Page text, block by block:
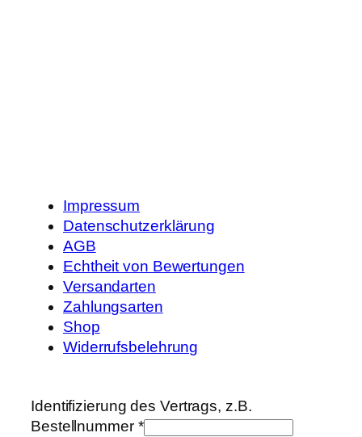
Impressum
Datenschutzerklärung
AGB
Echtheit von Bewertungen
Versandarten
Zahlungsarten
Shop
Widerrufsbelehrung
Identifizierung des Vertrags, z.B.
Bestellnummer *